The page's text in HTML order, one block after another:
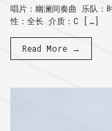
唱片：幽澜间奏曲 乐队：
性：全长 介质：C […]
Read More →